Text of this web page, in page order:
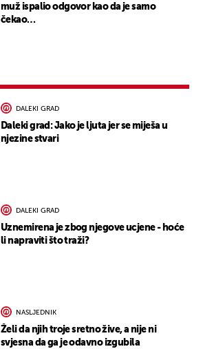
muž ispalio odgovor kao da je samo
čekao…
DALEKI GRAD
Daleki grad: Jako je ljuta jer se miješa u
njezine stvari
DALEKI GRAD
Uznemirena je zbog njegove ucjene - hoće
li napraviti što traži?
NASLJEDNIK
Želi da njih troje sretno žive, a nije ni
svjesna da ga je odavno izgubila